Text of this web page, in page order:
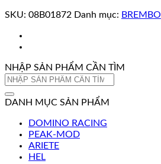
SKU: 08B01872 Danh mục: BREMBO
NHẬP SẢN PHẨM CẦN TÌM
Tìm
DANH MỤC SẢN PHẨM
DOMINO RACING
PEAK-MOD
ARIETE
HEL